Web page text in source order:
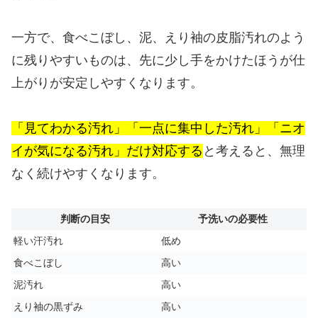
一方で、食べこぼし、泥、えり袖の皮脂汚れのよう
に残りやすいものは、先に少し手をかけたほうが仕
上がりが安定しやすくなります。
「見てわかる汚れ」「一点に集中した汚れ」「ニオ
イが気になる汚れ」だけ対応する と考えると、無理
なく続けやすくなります。
判断の目安
予洗いの必要性
軽い汗汚れ
低め
食べこぼし
高い
泥汚れ
高い
えり袖の黒ずみ
高い